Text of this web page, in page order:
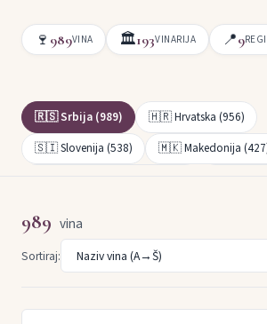
🍷 989VINA 🏛193VINARIJA 📍9
🇷🇸 Srbija (989)
🇭🇷 Hrvatska (956)
🇸🇮 Slovenija (538)
🇲🇰 Makedonija
Župa (69)
Južnobanatska regija (66)
Negotinska krajina (48)
Šumadija (21)
989 vina
Sortiraj: